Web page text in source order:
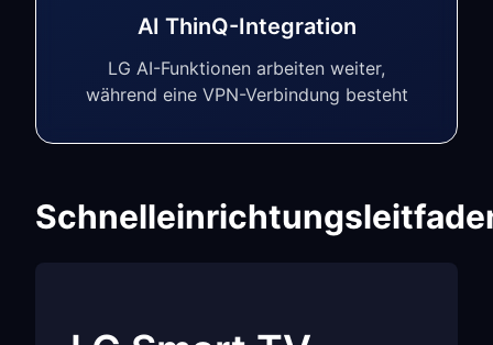
AI ThinQ-Integration
LG AI-Funktionen arbeiten weiter,
während eine VPN-Verbindung besteht